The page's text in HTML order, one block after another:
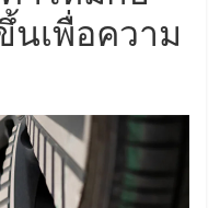
เพื่อความ